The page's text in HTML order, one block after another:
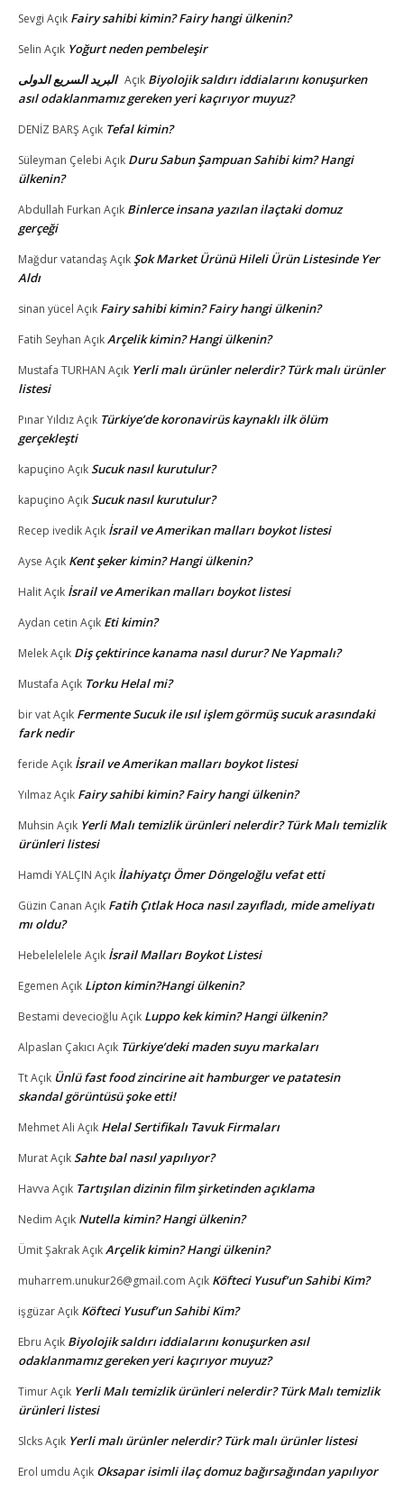
Sevgi Açık Fairy sahibi kimin? Fairy hangi ülkenin?
Selin Açık Yoğurt neden pembeleşir
البريد السريع الدولى Açık Biyolojik saldırı iddialarını konuşurken
asıl odaklanmamız gereken yeri kaçırıyor muyuz?
DENİZ BARŞ Açık Tefal kimin?
Süleyman Çelebi Açık Duru Sabun Şampuan Sahibi kim? Hangi
ülkenin?
Abdullah Furkan Açık Binlerce insana yazılan ilaçtaki domuz
gerçeği
Mağdur vatandaşAçıkŞok Market Ürünü Hileli Ürün Listesinde Yer
Aldı
sinan yücel Açık Fairy sahibi kimin? Fairy hangi ülkenin?
Fatih Seyhan AçıkArçelik kimin? Hangi ülkenin?
Mustafa TURHAN Açık Yerli malı ürünler nelerdir? Türk malı ürünler
listesi
Pınar YıldızAçık Türkiye’de koronavirüs kaynaklı ilk ölüm
gerçekleşti
kapuçino AçıkSucuk nasıl kurutulur?
kapuçino AçıkSucuk nasıl kurutulur?
Recep ivedikAçık İsrail ve Amerikan malları boykot listesi
Ayse Açık Kent şeker kimin? Hangi ülkenin?
HalitAçık İsrail ve Amerikan malları boykot listesi
Aydan cetin Açık Eti kimin?
MelekAçık Diş çektirince kanama nasıl durur? Ne Yapmalı?
Mustafa Açık Torku Helal mi?
bir vatAçık Fermente Sucuk ile ısıl işlem görmüş sucuk arasındaki
fark nedir
feride Açık İsrail ve Amerikan malları boykot listesi
YılmazAçık Fairy sahibi kimin? Fairy hangi ülkenin?
Muhsin Açık Yerli Malı temizlik ürünleri nelerdir? Türk Malı temizlik
ürünleri listesi
Hamdi YALÇIN Açık İlahiyatçı Ömer Döngeloğlu vefat etti
Güzin Canan Açık Fatih Çıtlak Hoca nasıl zayıfladı, mide ameliyatı
mı oldu?
Hebelelelele Açık İsrail Malları Boykot Listesi
Egemen Açık Lipton kimin?Hangi ülkenin?
Bestami devecioğlu Açık Luppo kek kimin? Hangi ülkenin?
Alpaslan Çakıcı Açık Türkiye’deki maden suyu markaları
TtAçık Ünlü fast food zincirine ait hamburger ve patatesin
skandal görüntüsü şoke etti!
Mehmet Ali Açık Helal Sertifikalı Tavuk Firmaları
MuratAçıkSahte bal nasıl yapılıyor?
Havva Açık Tartışılan dizinin film şirketinden açıklama
Nedim Açık Nutella kimin? Hangi ülkenin?
Ümit ŞakrakAçıkArçelik kimin? Hangi ülkenin?
muharrem.unukur26@gmail.com Açık Köfteci Yusuf’un Sahibi Kim?
işgüzarAçık Köfteci Yusuf’un Sahibi Kim?
Ebru Açık Biyolojik saldırı iddialarını konuşurken asıl
odaklanmamız gereken yeri kaçırıyor muyuz?
TimurAçık Yerli Malı temizlik ürünleri nelerdir? Türk Malı temizlik
ürünleri listesi
SlcksAçık Yerli malı ürünler nelerdir? Türk malı ürünler listesi
Erol umdu Açık Oksapar isimli ilaç domuz bağırsağından yapılıyor